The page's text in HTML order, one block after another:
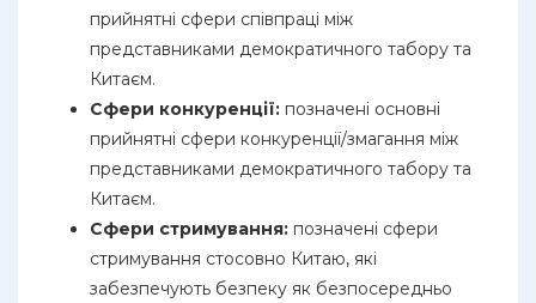
прийнятні сфери співпраці між
представниками демократичного табору та
Китаєм.
Сфери конкуренції: позначені основні
прийнятні сфери конкуренції/змагання між
представниками демократичного табору та
Китаєм.
Сфери стримування: позначені сфери
стримування стосовно Китаю, які
забезпечують безпеку як безпосередньо